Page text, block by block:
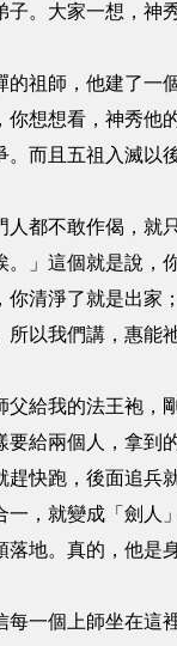
。大家一想，神
祖師，他建了一
想想看，神秀他
而且五祖入滅以
都不敢作偈，就
」這個就是說，
清淨了就是出家
以我們講，惠能
給我的法王袍，
給兩個人，拿到
快跑，後面追兵
，就變成「劍人
地。真的，他是
一個上師坐在這